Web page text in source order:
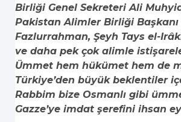
Birliği Genel Sekreteri Ali
Pakistan Alimler Birliği
Fazlurrahman, Şeyh Tays el-
ve daha pek çok alimle
Ümmet hem hükümet hem de
Türkiye’den büyük beklentiler
Rabbim bize Osmanlı gibi
Gazze’ye imdat şerefini ihsan